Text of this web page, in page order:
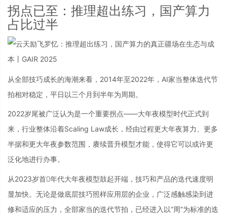
拐点已至：推理超出练习，国产算力
占比过半
从全部技巧成长的海潮来看，2014年至2022年，AI家当整体迭代节
拍相对稳定，平日以三个月到半年为周期。
2022岁尾被广泛认为是一个重要拐点——大年夜模型时代正式到
来，行业整体沿着Scaling Law成长，经由过程更大年夜算力、更多
半据和更大年夜参数范围，赓续晋升模型才能，使得它可以或许更
泛化地进行办事。
从2023岁首年代大年夜模型鼓起开端，技巧和产品的迭代速度明
显加快。无论是做底层技巧照样应用层的企业，广泛感触感染到进
修和适应的压力，全部家当的迭代节拍，已经进入以“周”为标准的迭